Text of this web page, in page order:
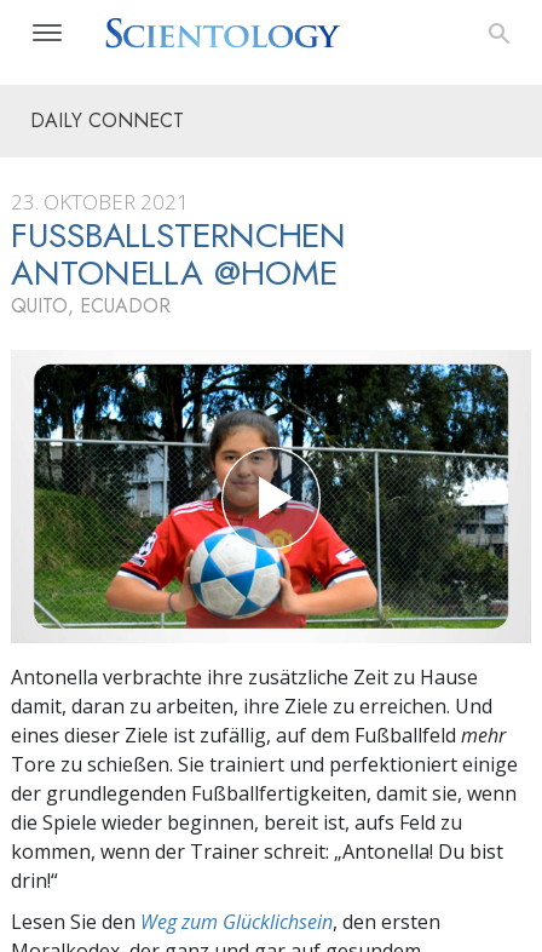
DAILY CONNECT
23. OKTOBER 2021
FUSSBALLSTERNCHEN A
NTONELLA @HOME
QUITO, ECUADOR
Antonella verbrachte ihre zusätzliche Zeit zu Hause
damit, daran zu arbeiten, ihre Ziele zu erreichen. Und
eines dieser Ziele ist zufällig, auf dem Fußballfeld mehr
Tore zu schießen. Sie trainiert und perfektioniert einige
der grundlegenden Fußballfertigkeiten, damit sie, wenn
die Spiele wieder beginnen, bereit ist, aufs Feld zu
kommen, wenn der Trainer schreit: „Antonella! Du bist
drin!“
Lesen Sie den Weg zum Glücklichsein, den ersten